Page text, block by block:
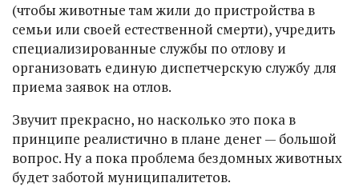
(чтобы животные там жили до пристройства в
семьи или своей естественной смерти), учредить
специализированные службы по отлову и
организовать единую диспетчерскую службу для
приема заявок на отлов.
Звучит прекрасно, но насколько это пока в
принципе реалистично в плане денег — большой
вопрос. Ну а пока проблема бездомных животных
будет заботой муниципалитетов.